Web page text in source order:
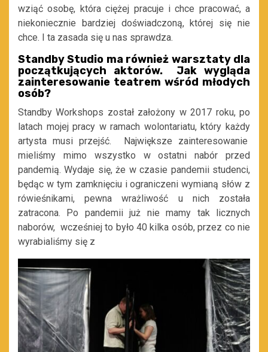
wziąć osobę, która ciężej pracuje i chce pracować, a
niekoniecznie bardziej doświadczoną, której się nie
chce. I ta zasada się u nas sprawdza.
Standby Studio ma również warsztaty dla
początkujących aktorów. Jak wygląda
zainteresowanie teatrem wśród młodych
osób?
Standby Workshops został założony w 2017 roku, po
latach mojej pracy w ramach wolontariatu, który każdy
artysta musi przejść. Największe zainteresowanie
mieliśmy mimo wszystko w ostatni nabór przed
pandemią. Wydaje się, że w czasie pandemii studenci,
będąc w tym zamknięciu i ograniczeni wymianą słów z
rówieśnikami, pewna wrażliwość u nich została
zatracona. Po pandemii już nie mamy tak licznych
naborów, wcześniej to było 40 kilka osób, przez co nie
wyrabialiśmy się z